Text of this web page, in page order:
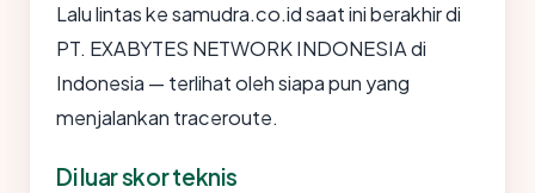
Lalu lintas ke samudra.co.id saat ini berakhir di
PT. EXABYTES NETWORK INDONESIA di
Indonesia — terlihat oleh siapa pun yang
menjalankan traceroute.
Di luar skor teknis